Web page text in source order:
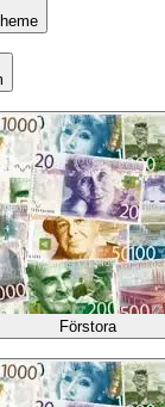
Förstora